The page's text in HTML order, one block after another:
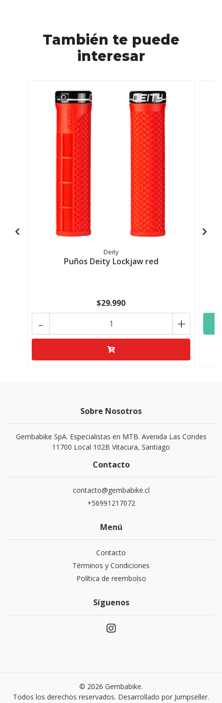
También te puede
interesar
Deity
Puños Deity Lockjaw red
$29.990
+
-
Sobre Nosotros
Gembabike SpA. Especialistas en MTB. Avenida Las Condes
11700 Local 102B Vitacura, Santiago
Contacto
contacto@gembabike.cl
+56991217072
Menú
Contacto
Términos y Condiciones
Política de reembolso
Síguenos
© 2026 Gembabike.
Todos los derechos reservados. Desarrollado por Jumpseller.